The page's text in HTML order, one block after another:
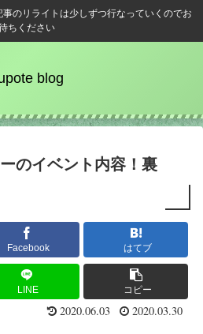
のリライトは少しずつ行なっていくのでお
ちください
blog
のイベント内容！裏
Facebook はてブ
LINE コピー
2020.06.03 2020.03.30